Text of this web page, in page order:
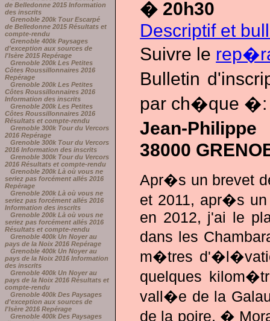
de Belledonne 2015 Information
des inscrits
Grenoble 200k Tour Escarpé
de Belledonne 2015 Résultats et
compte-rendu
Grenoble 400k Paysages
d'exception aux sources de
l'Isère 2015 Repérage
Grenoble 200k Les Petites
Côtes Roussillonnaires 2016
Repérage
Grenoble 200k Les Petites
Côtes Roussillonnaires 2016
Information des inscrits
Grenoble 200k Les Petites
Côtes Roussillonnaires 2016
Résultats et compte-rendu
Grenoble 300k Tour du Vercors
2016 Repérage
Grenoble 300k Tour du Vercors
2016 Information des inscrits
Grenoble 300k Tour du Vercors
2016 Résultats et compte-rendu
Grenoble 200k Là où vous ne
seriez pas forcément allés 2016
Repérage
Grenoble 200k Là où vous ne
seriez pas forcément allés 2016
Information des inscrits
Grenoble 200k Là où vous ne
seriez pas forcément allés 2016
Résultats et compte-rendu
Grenoble 400k Un Noyer au
pays de la Noix 2016 Repérage
Grenoble 400k Un Noyer au
pays de la Noix 2016 Information
des inscrits
Grenoble 400k Un Noyer au
pays de la Noix 2016 Résultats et
compte-rendu
Grenoble 400k Des Paysages
d'exception aux sources de
l'Isère 2016 Repérage
Grenoble 400k Des Paysages
� 20h30
Descriptif et
Suivre le
Bulletin
par ch�que �:
Jean-
38000
Apr�s un brevet
et 2011, apr�s un
en 2012, j'ai le
dans les
m�tres
quelques
vall�e de la
de la poire, �